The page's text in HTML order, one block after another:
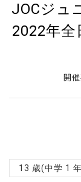
JOCジュ
2022年全
開
13 歳(中学 1